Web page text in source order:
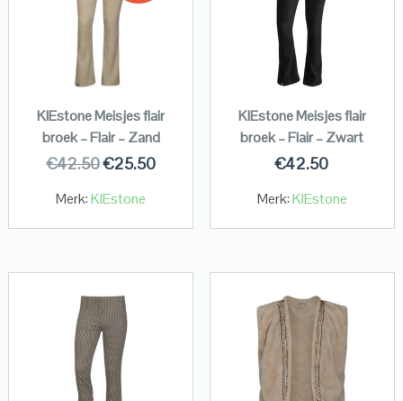
KIEstone Meisjes flair
broek – Flair – Zand
€42.50€25.50
Merk:KIEstone
KIEstone Meisjes flair
broek – Flair – Zwart
€42.50
Merk:KIEstone